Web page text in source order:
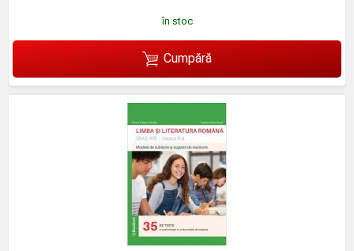
în stoc
Cumpără